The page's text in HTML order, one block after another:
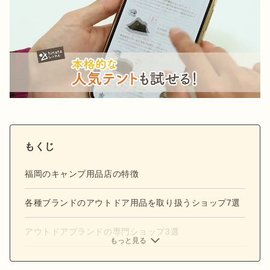
もくじ
福岡のキャンプ用品店の特徴
各種ブランドのアウトドア用品を取り扱うショップ7選
アウトドアブランドの専門ショップ3選
もっと見る